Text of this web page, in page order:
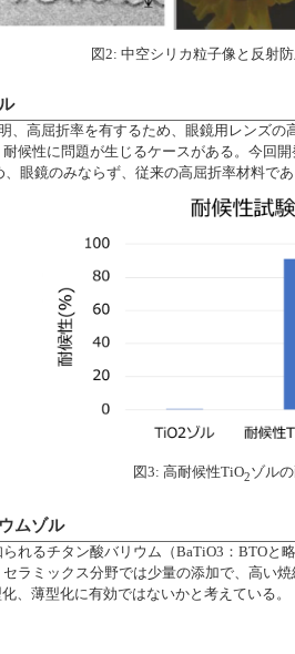
図2: 中空シリカ粒子像と反射
、高屈折率を有するため、眼鏡用レンズ
候性に問題が生じるケースがある。今回
眼鏡のみならず、従来の高屈折率材料で
図3: 高耐候性TiO2ゾル
ムゾル
れるチタン酸バリウム（BaTiO3：BTOと
ラミックス分野では少量の添加で、高い
、薄型化に有効ではないかと考えている